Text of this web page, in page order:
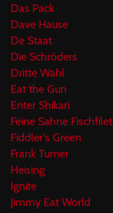
Das Pack
Dave Hause
De Staat
Die Schröders
Dritte Wahl
Eat the Gun
Enter Shikari
Feine Sahne Fischfilet
Fiddler's Green
Frank Turner
Heising
Ignite
Jimmy Eat World